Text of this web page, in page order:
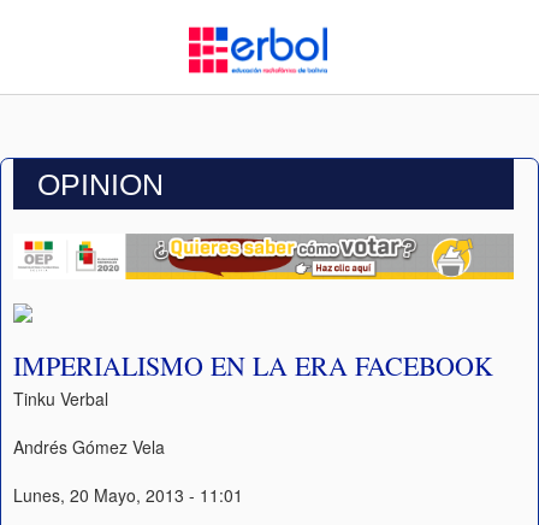
OPINION
IMPERIALISMO EN LA ERA FACEBOOK
Tinku Verbal
Andrés Gómez Vela
Lunes, 20 Mayo, 2013 - 11:01